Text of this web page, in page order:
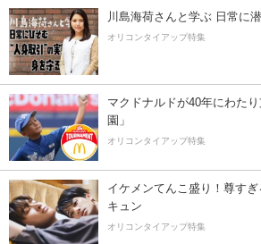
川島海荷さんと学ぶ 日常に
オリコンタイアップ特集
マクドナルドが40年にわた
園」
オリコンタイアップ特集
イケメンてんこ盛り！尊す
キュン
オリコンタイアップ特集